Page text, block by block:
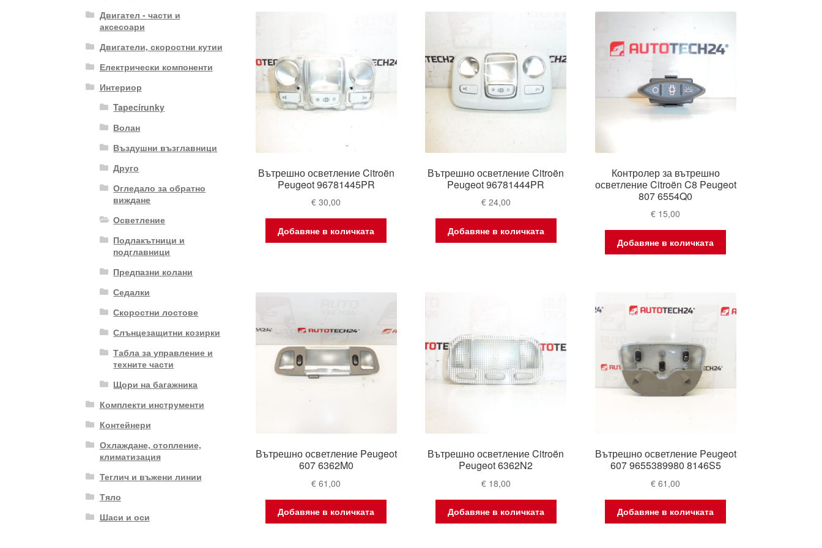
Вътрешно осветление Citroën
Peugeot 96781445PR
€ 30,00
Добавяне в количката
Вътрешно осветление Citroën
Peugeot 96781444PR
€24,00
Добавяне в количката
Контролер за вътрешно
осветление Citroën C8 Peugeot
807 6554Q0
€ 15,00
Добавяне в количката
Вътрешно осветление Peugeot
607 6362M0
€ 61,00
Добавяне в количката
Вътрешно осветление Citroën
Peugeot 6362N2
€18,00
Добавяне в количката
Вътрешно осветление Peugeot
607 9655389980 8146S5
€ 61,00
Добавяне в количката
Двигател - части и
аксесоари
Двигатели, скоростни кутии
Електрически компоненти
Интериор
Tapecírunky
Волан
Въздушни възглавници
Друго
Огледало за обратно
виждане
Осветление
Подлакътници и
подглавници
Предпазни колани
Седалки
Скоростни лостове
Слънцезащитни козирки
Табла за управление и
техните части
Щори на багажника
Комплекти инструменти
Контейнери
Охлаждане, отопление,
климатизация
Теглич и въжени линии
Тяло
Шаси и оси